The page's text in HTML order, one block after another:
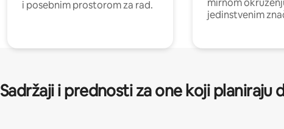
i posebnim prostorom za rad.
mirnom
jedinstvenim
Sadržaji i prednosti za one koji planiraju